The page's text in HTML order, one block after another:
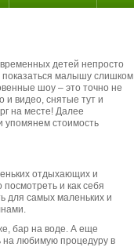
детей непросто
показаться малышу слишком
шоу – это точно не
и видео, снятые тут и
на месте! Далее
упомянем стоимость
отдыхающих и
и как себя
для самых маленьких и
бар на воде. А еще
на любимую процедуру в